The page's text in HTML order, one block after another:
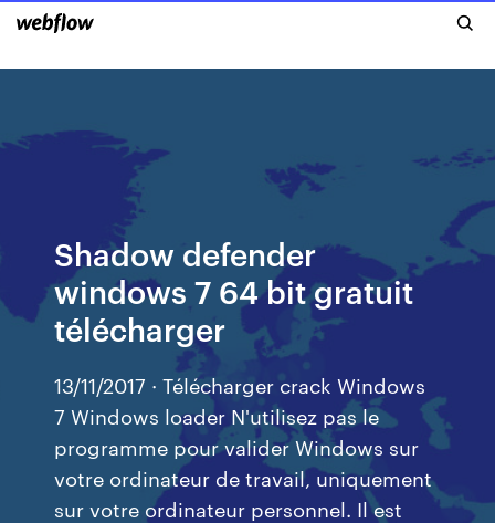
Shadow defender
windows 7 64 bit gratuit
télécharger
13/11/2017 · Télécharger crack Windows
7 Windows loader N'utilisez pas le
programme pour valider Windows sur
votre ordinateur de travail, uniquement
sur votre ordinateur personnel. Il est